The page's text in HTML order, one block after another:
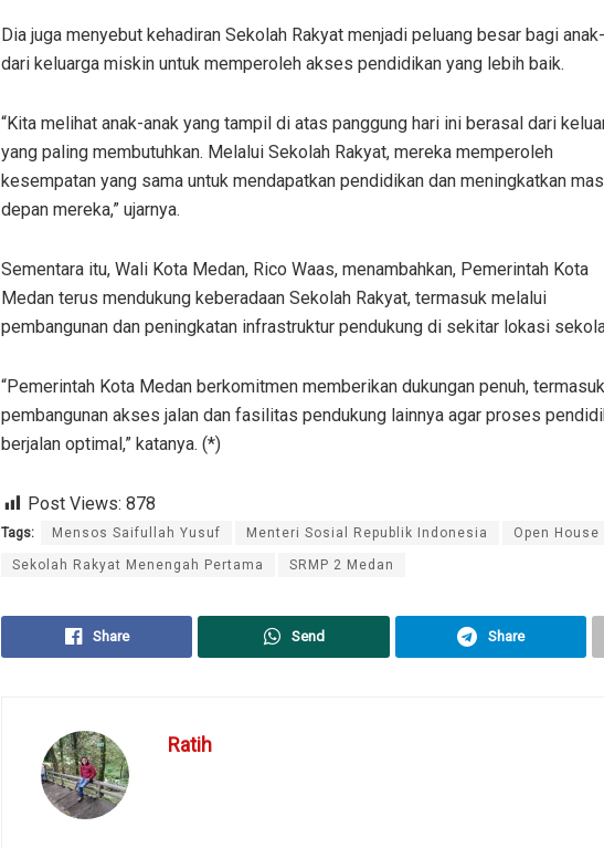
Dia juga menyebut kehadiran Sekolah Rakyat menjadi peluang besar bagi
dari keluarga miskin untuk memperoleh akses pendidikan yang lebih baik.
“Kita melihat anak-anak yang tampil di atas panggung hari ini berasal dari
yang paling membutuhkan. Melalui Sekolah Rakyat, mereka memperoleh
kesempatan yang sama untuk mendapatkan pendidikan dan meningkatkan
depan mereka,” ujarnya.
Sementara itu, Wali Kota Medan, Rico Waas, menambahkan, Pemerintah Kota
Medan terus mendukung keberadaan Sekolah Rakyat, termasuk melalui
pembangunan dan peningkatan infrastruktur pendukung di sekitar lokasi
“Pemerintah Kota Medan berkomitmen memberikan dukungan penuh, termasuk
pembangunan akses jalan dan fasilitas pendukung lainnya agar proses
berjalan optimal,” katanya. (*)
Post Views: 878
Tags: Mensos Saifullah Yusuf Menteri Sosial Republik Indonesia Open House
Sekolah Rakyat Menengah Pertama SRMP 2 Medan
Share Send Share
Ratih